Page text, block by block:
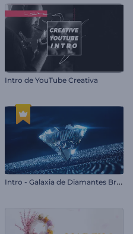
Intro de YouTube Creativa
I
ntro - Galaxia de Diamantes Brillantes